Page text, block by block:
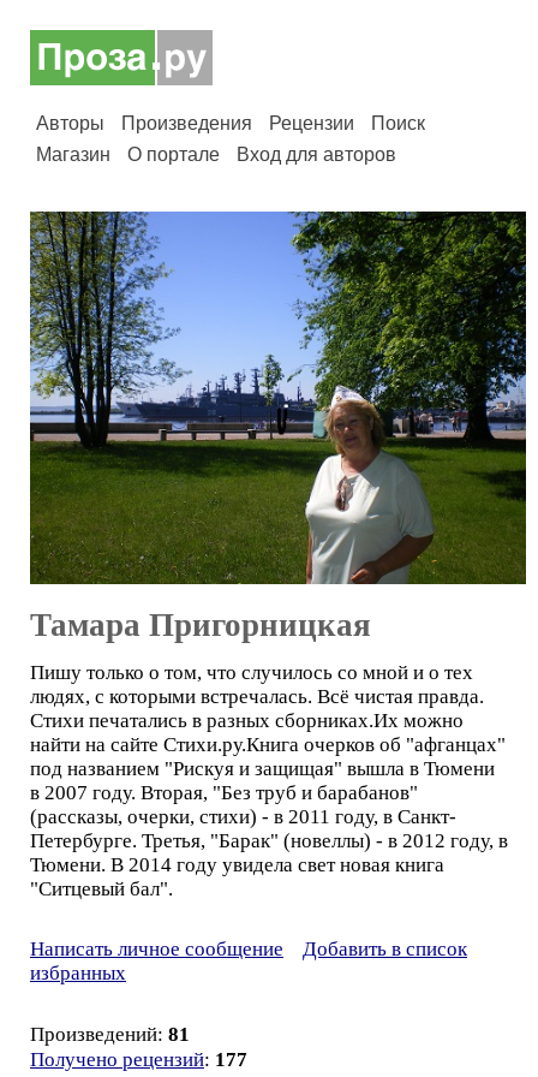
Авторы Произведения Рецензии
Поиск
Магазин
О портале Вход для авторов
Тамара Пригорницкая
Пишу только о том, что случилось со мной и о тех
людях, с которыми встречалась. Всё чистая правда.
Стихи печатались в разных сборниках.Их можно
найти на сайте Стихи.ру.Книга очерков об "афганцах"
под названием "Рискуя и защищая" вышла в Тюмени
в 2007 году. Вторая, "Без труб и барабанов"
(рассказы, очерки, стихи) - в 2011 году, в Санкт-
Петербурге. Третья, "Барак" (новеллы) - в 2012 году, в
Тюмени. В 2014 году увидела свет новая книга
"Ситцевый бал".
Написать личное сообщение
Добавить в список
избранных
Произведений: 81
Получено рецензий: 177